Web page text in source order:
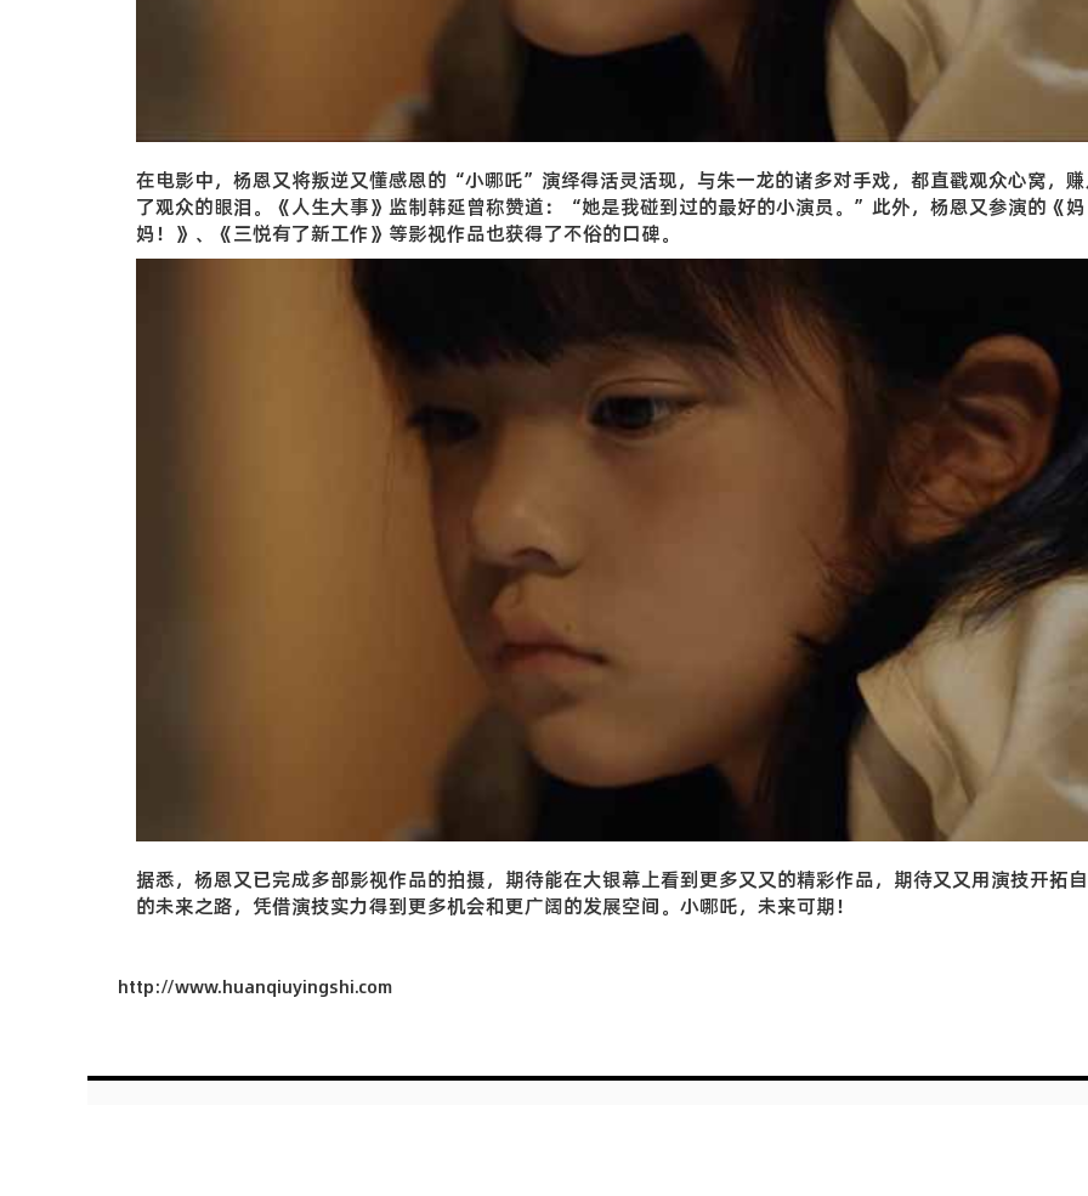
在电影中，杨恩又将叛逆又懂感恩的“小哪吒”演绎得活灵活现，与朱一龙的诸多对手戏，都直戳观众心窝，
了观众的眼泪。《人生大事》监制韩延曾称赞道：“她是我碰到过的最好的小演员。”此外，杨恩又参演的《妈
妈！》、《三悦有了新工作》等影视作品也获得了不俗的口碑。
据悉，杨恩又已完成多部影视作品的拍摄，期待能在大银幕上看到更多又又的精彩作品，期待又又用演技开拓
的未来之路，凭借演技实力得到更多机会和更广阔的发展空间。小哪吒，未来可期！
http://www.huanqiuyingshi.com